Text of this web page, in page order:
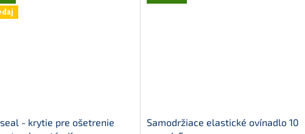
- krytie pre ošetrenie
Samodržiace elastické ovínadlo 10